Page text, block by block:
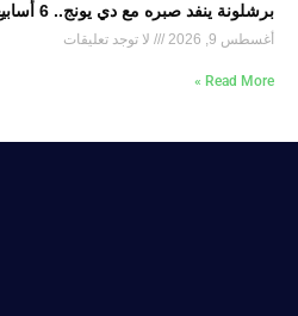
برشلونة ينفد صبره مع دي يونج.. 6 أسابيع بلا تحسن!
أغسطس 9, 2026 لا توجد تعليقات
Read More »